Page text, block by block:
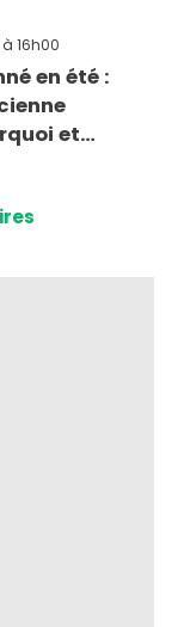
à 16h00
en été :
et